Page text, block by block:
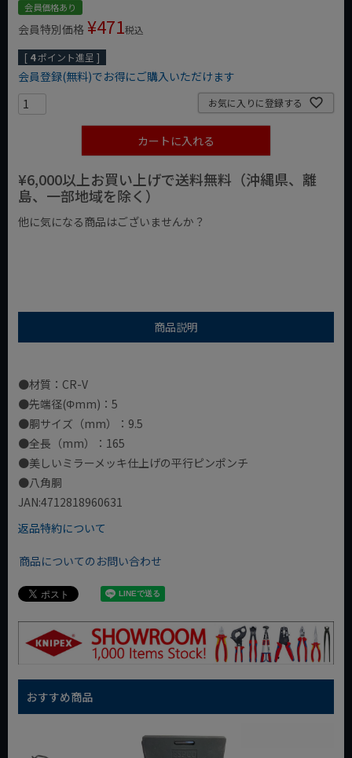
会員価格あり
会員特別価格 ¥471税込
[ 4ポイント進呈 ]
会員登録(無料)でお得にご購入いただけます
お気に入りに登録する
カートに入れる
¥6,000以上お買い上げで送料無料（沖縄県、離
島、一部地域を除く）
他に気になる商品はございませんか？
商品説明
●材質：CR-V
●先端径(Φmm)：5
●胴サイズ（mm）：9.5
●全長（mm）：165
●美しいミラーメッキ仕上げの平行ピンポンチ
●八角胴
JAN:4712818960631
返品特約について
商品についてのお問い合わせ
おすすめ商品